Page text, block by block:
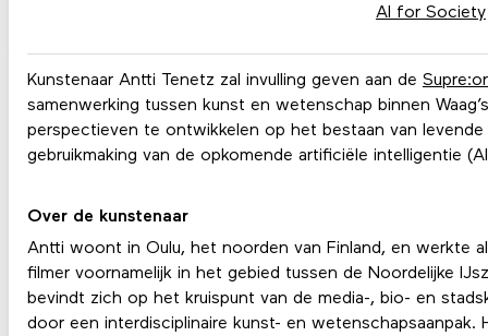
Kunstenaar Antti Tenetz zal invulling geven aan de
samenwerking tussen kunst en wetenschap binnen
perspectieven te ontwikkelen op het bestaan van
gebruikmaking van de opkomende artificiële intelligentie
Over de kunstenaar
Antti woont in Oulu, het noorden van Finland, en werkte
filmer voornamelijk in het gebied tussen de Noordelijke
bevindt zich op het kruispunt van de media-, bio- en
door een interdisciplinaire kunst- en wetenschapsaanpak.
AI for Society